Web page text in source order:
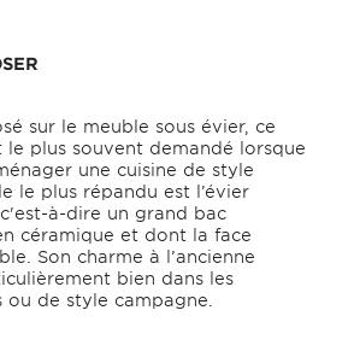
sur le meuble sous évier, ce
le plus souvent demandé lorsque
une cuisine de style
le plus répandu est l’évier
à-dire un grand bac
céramique et dont la face
Son charme à l’ancienne
bien dans les
ou de style campagne.